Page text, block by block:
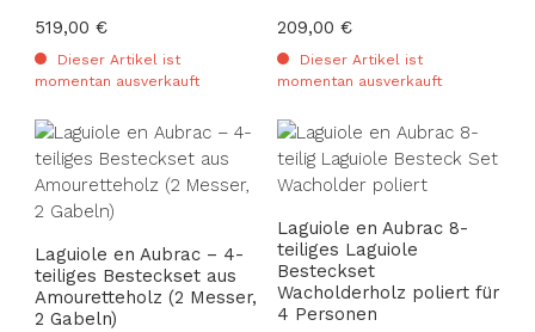
Regulärer Preis:
519,00 €
Dieser Artikel ist
momentan ausverkauft
Regulärer Preis:
209,00 €
Dieser Artikel ist
momentan ausverkauft
Laguiole en Aubrac – 4-
teiliges Besteckset aus
Amouretteholz (2 Messer,
2 Gabeln)
Laguiole en Aubrac 8-
teiliges Laguiole
Besteckset
Wacholderholz poliert für
4 Personen